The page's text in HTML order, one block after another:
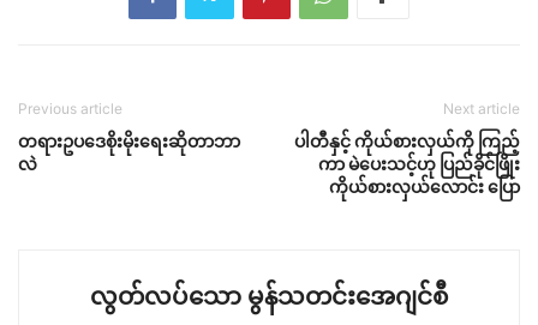
Previous article
တရားဥပဒေစိုးမိုးရေးဆိုတာဘာ
လဲ
Next article
ပါတီနှင့် ကိုယ်စားလှယ်ကို ကြည့်
ကာ မဲပေးသင့်ဟု ပြည်ခိုင်ဖြိုး
ကိုယ်စားလှယ်လောင်း ပြော
လွတ်လပ်သော မွန်သတင်းအေဂျင်စီ